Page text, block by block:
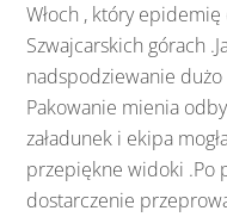
Włoch , który
Szwajcarskich górach
nadspodziewanie
Pakowanie mienia
załadunek i ekipa
przepiękne widoki .Po
dostarczenie